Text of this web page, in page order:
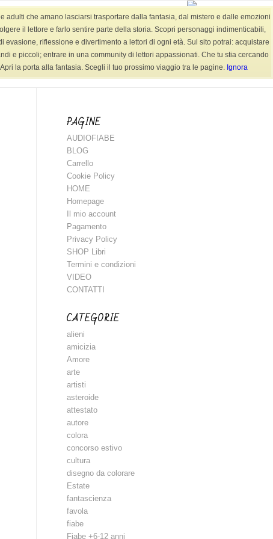
che amano lasciarsi trasportare dalla fantasia, dal mistero e dalle emozioni
il lettore e farlo sentire parte della storia. Scopri personaggi indimenticabili,
riflessione e divertimento a lettori di ogni età. Sul sito potrai: acquistare
e piccoli; entrare in una community di lettori appassionati. Che tu stia cercando
la porta alla fantasia. Scegli il tuo prossimo viaggio tra le pagine. Ignora
AUDIOFIABE CONTATTI SHOP LIBRI
Sei in: Home / SHOP Libri / Tag: libri favole
PAGINE
AUDIOFIABE
BLOG
Carrello
Cookie Policy
HOME
Homepage
Il mio account
Pagamento
Privacy Policy
SHOP Libri
Termini e condizioni
VIDEO
CONTATTI
CATEGORIE
alieni
amicizia
Amore
arte
artisti
asteroide
attestato
autore
colora
concorso estivo
cultura
disegno da colorare
Estate
fantascienza
favola
fiabe
Fiabe +6-12 anni